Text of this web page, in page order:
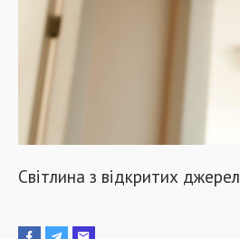
Світлина з відкритих джерел